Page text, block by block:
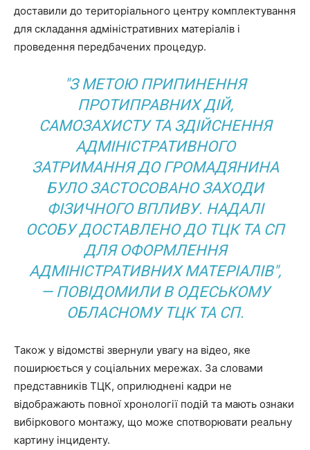
доставили до територіального центру комплектування
для складання адміністративних матеріалів і
проведення передбачених процедур.
"З МЕТОЮ ПРИПИНЕННЯ
ПРОТИПРАВНИХ ДІЙ,
САМОЗАХИСТУ ТА ЗДІЙСНЕННЯ
АДМІНІСТРАТИВНОГО
ЗАТРИМАННЯ ДО ГРОМАДЯНИНА
БУЛО ЗАСТОСОВАНО ЗАХОДИ
ФІЗИЧНОГО ВПЛИВУ. НАДАЛІ
ОСОБУ ДОСТАВЛЕНО ДО ТЦК ТА СП
ДЛЯ ОФОРМЛЕННЯ
АДМІНІСТРАТИВНИХ МАТЕРІАЛІВ",
— ПОВІДОМИЛИ В ОДЕСЬКОМУ
ОБЛАСНОМУ ТЦК ТА СП.
Також у відомстві звернули увагу на відео, яке
поширюється у соціальних мережах. За словами
представників ТЦК, оприлюднені кадри не
відображають повної хронології подій та мають ознаки
вибіркового монтажу, що може спотворювати реальну
картину інциденту.